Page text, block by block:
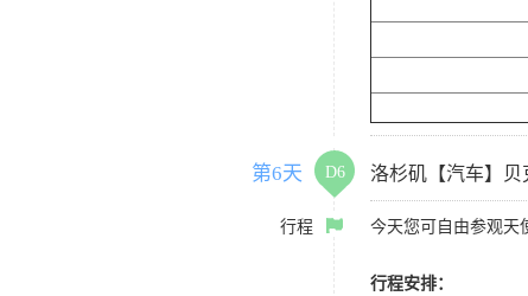
第6天 D6 洛杉矶【汽车】贝
行程 今天您可自由参观天
行程安排：